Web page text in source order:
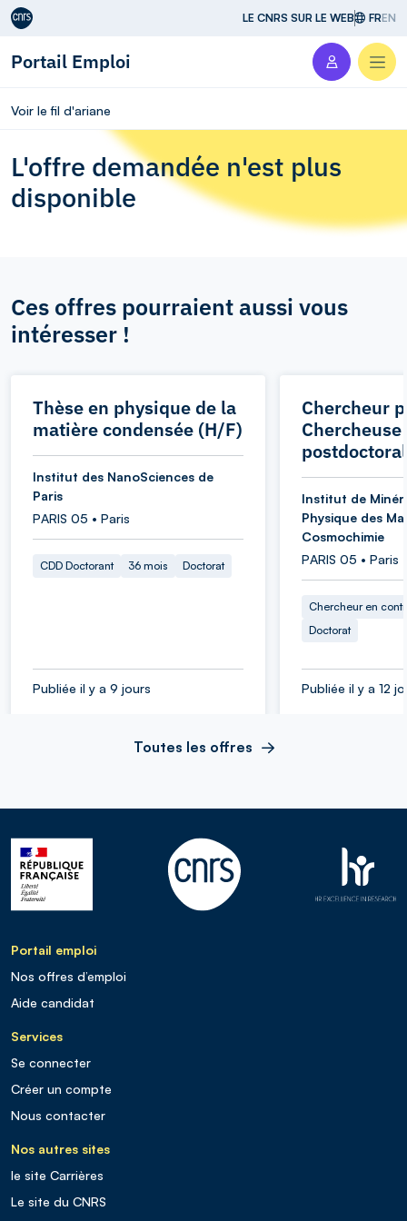
Aller au contenu LE CNRS SUR LE WEB FREN
Portail Emploi
Voir le fil d'ariane
L'offre demandée n'est plus
disponible
Ces offres pourraient aussi vous
intéresser !
Thèse en physique de la
matière condensée (H/F)
Institut des NanoSciences de
Paris
PARIS 05 • Paris
CDD Doctorant 36 mois Doctorat
Publiée il y a 9 jours
Chercheur
Chercheuse
Institut de
Physique des
Cosmochimie
PARIS 05 • Paris
Chercheur en
Doctorat
Publiée il y a 12
Toutes les offres
Portail emploi
Nos offres d’emploi
Aide candidat
Services
Se connecter
Créer un compte
Nous contacter
Nos autres sites
le site Carrières
Le site du CNRS